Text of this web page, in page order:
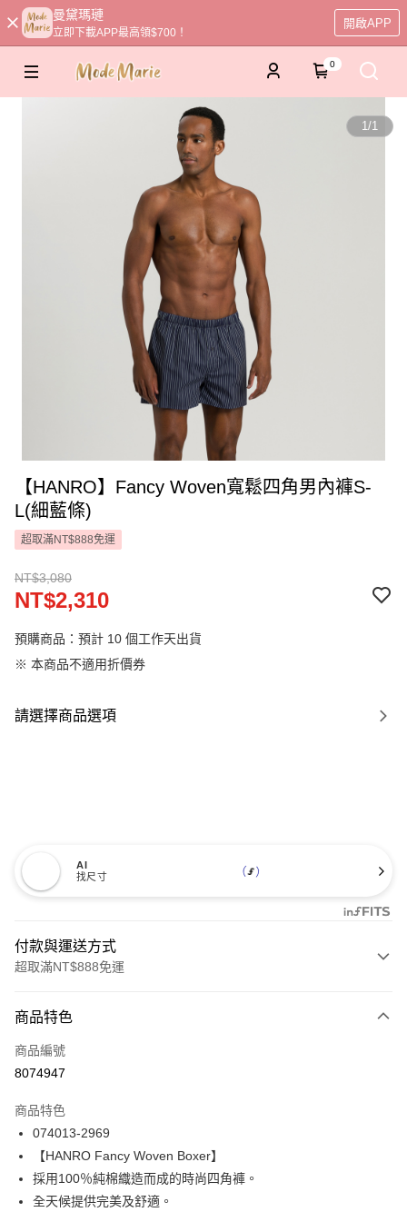
曼黛瑪璉
立即下載APP最高領$700！
開啟APP
0
1/1
【HANRO】Fancy Woven寬鬆四角男內褲S-
L(細藍條)
超取滿NT$888免運
NT$3,080
NT$2,310
預購商品：預計 10 個工作天出貨
※ 本商品不適用折價券
請選擇商品選項
AI
找尺寸
付款與運送方式
超取滿NT$888免運
信用卡一次付款
信用卡分期付款
合作金庫商業銀行
華南商業銀行
上海商業儲蓄銀行
國泰世華商業銀行
兆豐國際商業銀行
臺灣中小企業銀行
Apple Pay
商品特色
商品編號
8074947
商品特色
074013-2969
【HANRO Fancy Woven Boxer】
採用100％純棉織造而成的時尚四角褲。
全天候提供完美及舒適。